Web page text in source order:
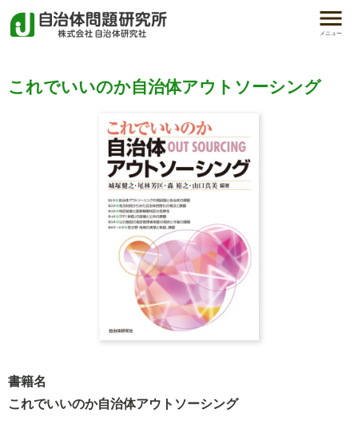
メニュー
これでいいのか自治体アウトソーシング
書籍名
これでいいのか自治体アウトソーシング